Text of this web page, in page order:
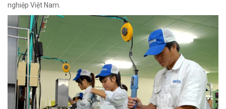
nghiệp Việt Nam.